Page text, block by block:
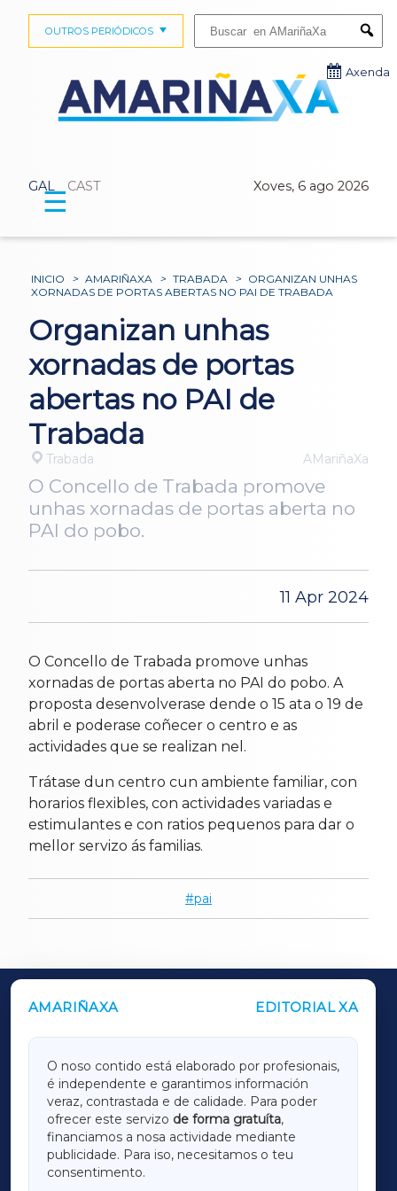
GAL CAST Xoves, 6 ago 2026
OUTROS PERIÓDICOS
Axenda
☰
INICIO > AMARIÑAXA > TRABADA > ORGANIZAN UNHAS
XORNADAS DE PORTAS ABERTAS NO PAI DE TRABADA
Organizan unhas
xornadas de portas
abertas no PAI de
Trabada
Trabada AMariñaXa
O Concello de Trabada promove
unhas xornadas de portas aberta no
PAI do pobo.
11 Apr 2024
O Concello de Trabada promove unhas
xornadas de portas aberta no PAI do pobo. A
proposta desenvolverase dende o 15 ata o 19 de
abril e poderase coñecer o centro e as
actividades que se realizan nel.
Trátase dun centro cun ambiente familiar, con
horarios flexibles, con actividades variadas e
estimulantes e con ratios pequenos para dar o
mellor servizo ás familias.
pai
AMARIÑAXA EDITORIAL XA
O noso contido está elaborado por profesionais,
é independente e garantimos información
veraz, contrastada e de calidade. Para poder
ofrecer este servizo de forma gratuíta,
financiamos a nosa actividade mediante
publicidade. Para iso, necesitamos o teu
consentimento.
OUTROS PERIÓDICOS
LUGOXA
TERRACHAXA